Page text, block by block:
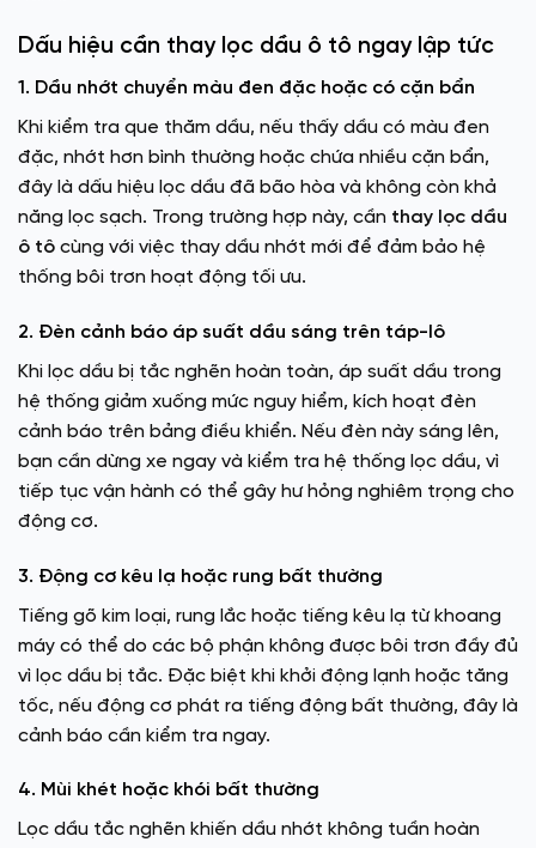
Dấu hiệu cần thay lọc dầu ô tô ngay lập tức
1. Dầu nhớt chuyển màu đen đặc hoặc có cặn bẩn
Khi kiểm tra que thăm dầu, nếu thấy dầu có màu đen
đặc, nhớt hơn bình thường hoặc chứa nhiều cặn bẩn,
đây là dấu hiệu lọc dầu đã bão hòa và không còn khả
năng lọc sạch. Trong trường hợp này, cần thay lọc dầu
ô tô cùng với việc thay dầu nhớt mới để đảm bảo hệ
thống bôi trơn hoạt động tối ưu.
2. Đèn cảnh báo áp suất dầu sáng trên táp-lô
Khi lọc dầu bị tắc nghẽn hoàn toàn, áp suất dầu trong
hệ thống giảm xuống mức nguy hiểm, kích hoạt đèn
cảnh báo trên bảng điều khiển. Nếu đèn này sáng lên,
bạn cần dừng xe ngay và kiểm tra hệ thống lọc dầu, vì
tiếp tục vận hành có thể gây hư hỏng nghiêm trọng cho
động cơ.
3. Động cơ kêu lạ hoặc rung bất thường
Tiếng gõ kim loại, rung lắc hoặc tiếng kêu lạ từ khoang
máy có thể do các bộ phận không được bôi trơn đầy đủ
vì lọc dầu bị tắc. Đặc biệt khi khởi động lạnh hoặc tăng
tốc, nếu động cơ phát ra tiếng động bất thường, đây là
cảnh báo cần kiểm tra ngay.
4. Mùi khét hoặc khói bất thường
Lọc dầu tắc nghẽn khiến dầu nhớt không tuần hoàn